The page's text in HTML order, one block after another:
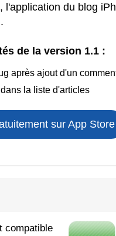
, l'application du blog
de la version 1.1 :
après ajout d'un
la liste d'articles
sur App Store
compatible